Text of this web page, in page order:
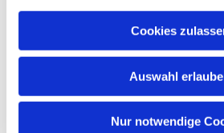
Cookies
Auswahl
Nur notwendige
EVANGELISCHE
MAINPERLEN